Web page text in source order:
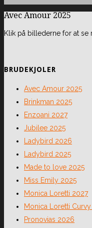
Avec Amour 2025
Klik på billederne for at se
BRUDEKJOLER
Avec Amour 2025
Brinkman 2025
Enzoani 2027
Jubilee 2025
Ladybird 2026
Ladybird 2025
Made to love 2025
Miss Emily 2025
Monica Loretti 2027
Monica Loretti
Pronovias 2026